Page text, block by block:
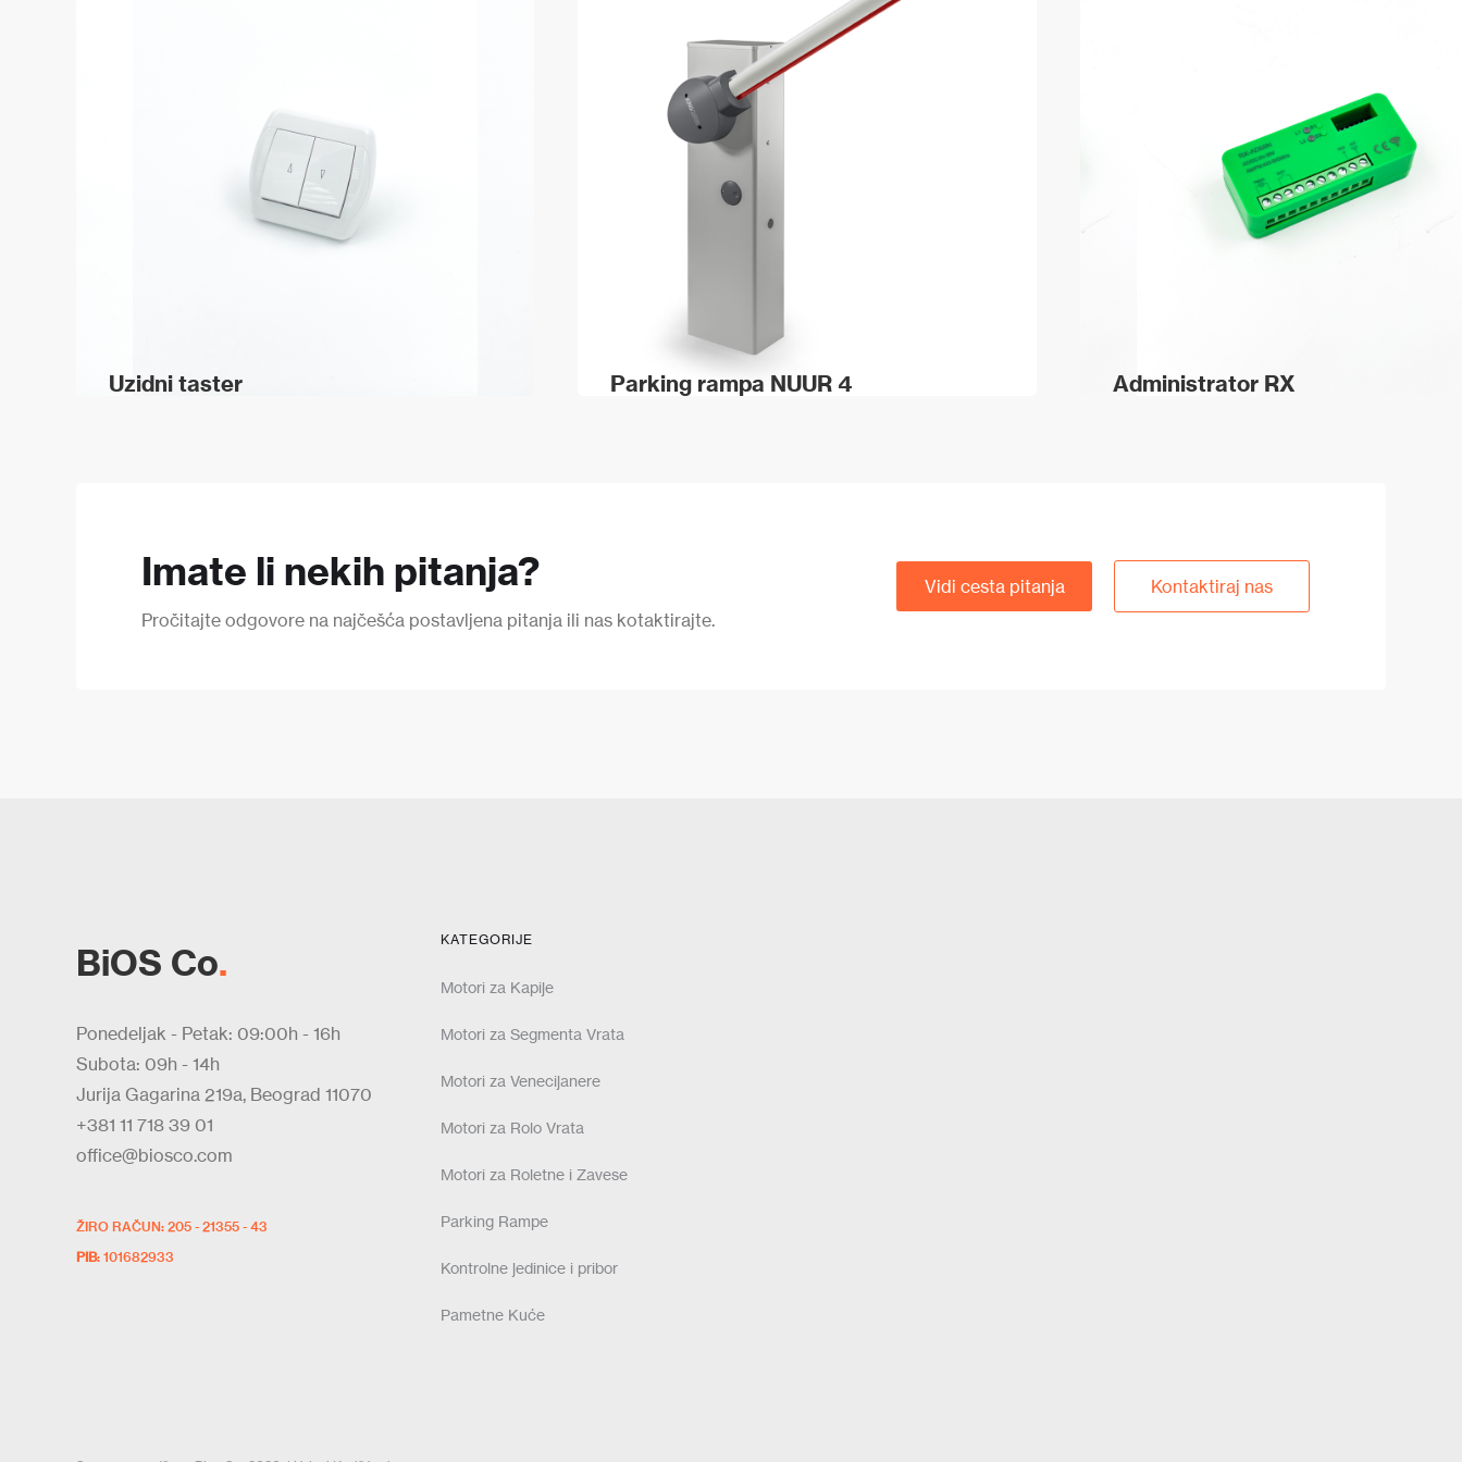
Uzidni taster Parking rampa NUUR 4 Administrator RX
Imate li nekih pitanja?
Pročitajte odgovore na najčešća postavljena pitanja ili nas kotaktirajte.
Vidi cesta pitanja Kontaktiraj nas
BiOS Co.
Ponedeljak - Petak: 09:00h - 16h
Subota: 09h - 14h
Jurija Gagarina 219a, Beograd 11070
+381 11 718 39 01
office@biosco.com
ŽIRO RAČUN: 205 - 21355 - 43
PIB: 101682933
KATEGORIJE
Motori za Kapije
Motori za Segmenta Vrata
Motori za Venecijanere
Motori za Rolo Vrata
Motori za Roletne i Zavese
Parking Rampe
Kontrolne jedinice i pribor
Pametne Kuće